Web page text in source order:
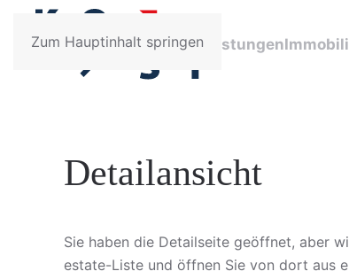
Zum Hauptinhalt springenLeistungen
Detailansicht
Sie haben die Detailseite geöffnet, aber
estate-Liste und öffnen Sie von dort aus